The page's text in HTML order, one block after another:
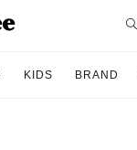
KIDS BRAND